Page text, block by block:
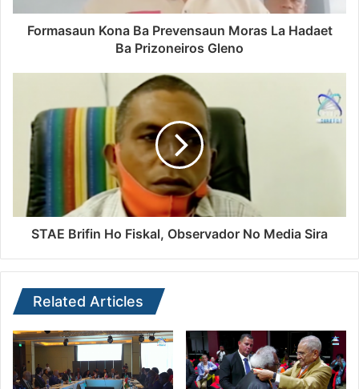
Formasaun Kona Ba Prevensaun Moras La Hadaet
Ba Prizoneiros Gleno
STAE Brifin Ho Fiskal, Observador No Media Sira
Related Articles